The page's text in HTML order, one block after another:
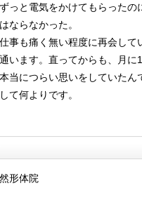
っと電気をかけてもらったの
ならなかった。
事も痛く無い程度に再会して
通います。直ってからも、月に
当につらい思いをしていたん
て何よりです。
形体院